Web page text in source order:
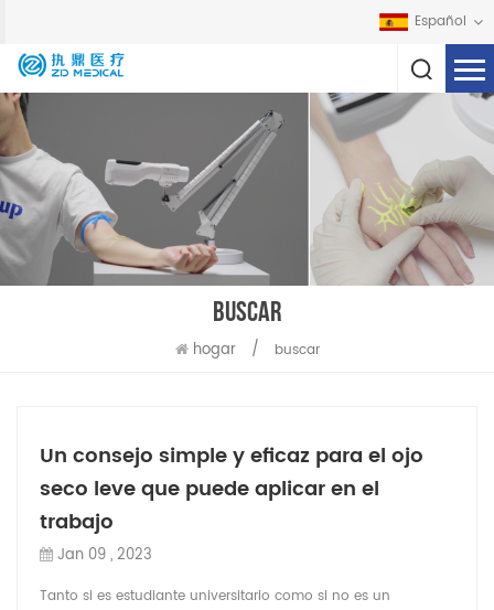
Español
BUSCAR
hogar / buscar
Un consejo simple y eficaz para el ojo
seco leve que puede aplicar en el
trabajo
Jan 09 , 2023
Tanto si es estudiante universitario como si no es un